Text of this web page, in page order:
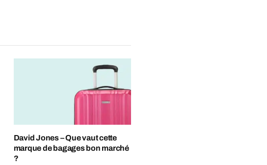
David Jones – Que vaut cette
marque de bagages bon marché
?